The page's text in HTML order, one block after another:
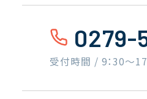
0279-
受付時間 / 9：30〜17